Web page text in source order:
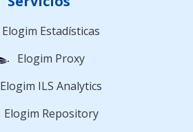
Elogim Estadísticas
Elogim Proxy
Elogim ILS Analytics
Elogim Repository